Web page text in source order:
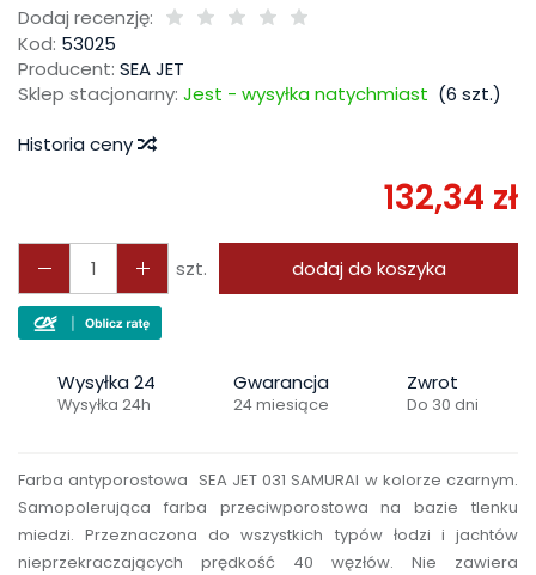
Dodaj recenzję:
Kod: 53025
Producent: SEA JET
Sklep stacjonarny: Jest - wysyłka natychmiast (6 szt.)
Historia ceny
132,34 zł
szt. dodaj do koszyka
Wysyłka 24
Wysyłka 24h
Gwarancja
24 miesiące
Zwrot
Do 30 dni
Farba antyporostowa SEA JET 031 SAMURAI w kolorze czarnym.
Samopolerująca farba przeciwporostowa na bazie tlenku
miedzi. Przeznaczona do wszystkich typów łodzi i jachtów
nieprzekraczających prędkość 40 węzłów. Nie zawiera